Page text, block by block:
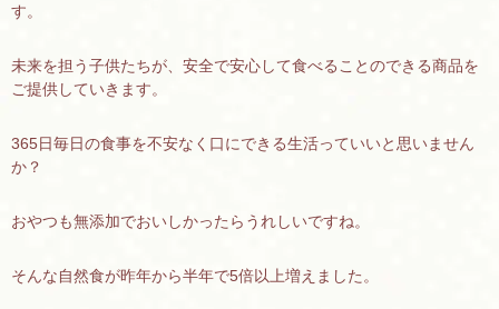
す。
未来を担う子供たちが、安全で安心して食べることのできる商品を
ご提供していきます。
365日毎日の食事を不安なく口にできる生活っていいと思いません
か？
おやつも無添加でおいしかったらうれしいですね。
そんな自然食が昨年から半年で5倍以上増えました。